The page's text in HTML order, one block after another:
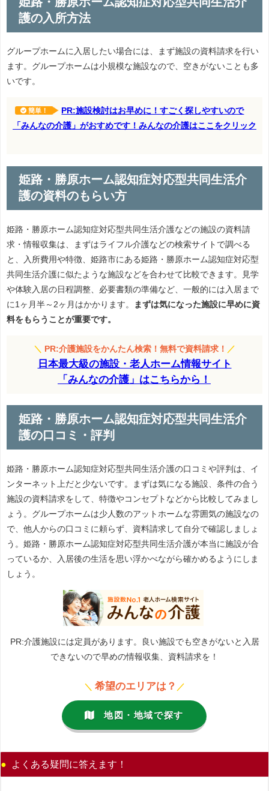
護の入所方法
グループホームに入居したい場合には、まず施設の資料請求を行い
ます。グループホームは小規模な施設なので、空きがないことも多
いです。
簡単！
PR:施設検討はお早めに！すごく探しやすいので
「みんなの介護」がおすめです！みんなの介護はここをクリック
姫路・勝原ホーム認知症対応型共同生活介
護の資料のもらい方
姫路・勝原ホーム認知症対応型共同生活介護などの施設の資料請
求・情報収集は、まずはライフル介護などの検索サイトで調べる
と、入所費用や特徴、姫路市にある姫路・勝原ホーム認知症対応型
共同生活介護に似たような施設などを合わせて比較できます。見学
や体験入居の日程調整、必要書類の準備など、一般的には入居まで
に1ヶ月半～2ヶ月はかかります。
まずは気になった施設に早めに資
料をもらうことが重要です。
＼ PR:介護施設をかんたん検索！無料で資料請求！ ／
日本最大級の施設・老人ホーム情報サイト
「みんなの介護」はこちらから！
姫路・勝原ホーム認知症対応型共同生活介
護の口コミ・評判
姫路・勝原ホーム認知症対応型共同生活介護の口コミや評判は、イ
ンターネット上だと少ないです。まずは気になる施設、条件の合う
施設の資料請求をして、特徴やコンセプトなどから比較してみまし
ょう。グループホームは少人数のアットホームな雰囲気の施設なの
で、他人からの口コミに頼らず、資料請求して自分で確認しましょ
う。姫路・勝原ホーム認知症対応型共同生活介護が本当に施設が合
っているか、入居後の生活を思い浮かべながら確かめるようにしま
しょう。
PR:介護施設には定員があります。良い施設でも空きがないと入居
できないので早めの情報収集、資料請求を！
＼ 希望のエリアは？ ／
地図・地域で探す
よくある疑問に答えます！